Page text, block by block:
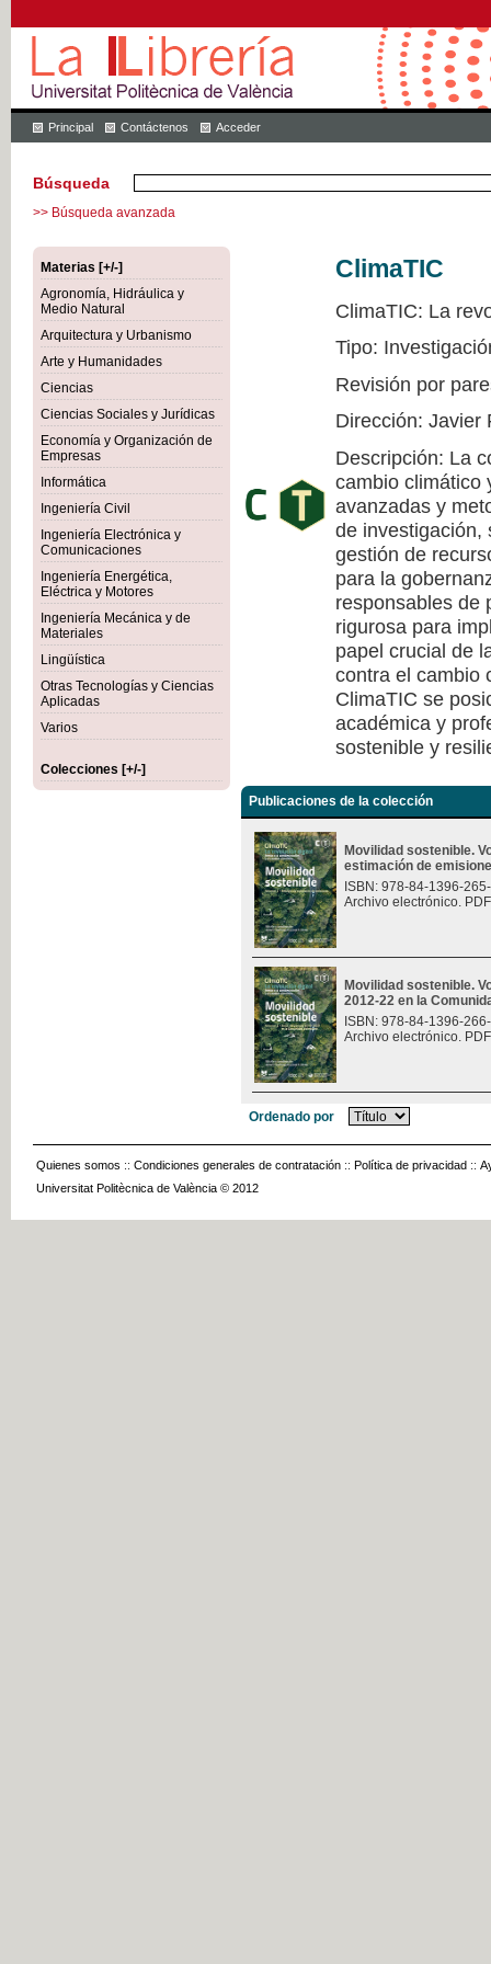
Principal Contáctenos Acceder
Búsqueda
>> Búsqueda avanzada
Materias [+/-]
Agronomía, Hidráulica y
Medio Natural
Arquitectura y Urbanismo
Arte y Humanidades
Ciencias
Ciencias Sociales y Jurídicas
Economía y Organización de
Empresas
Informática
Ingeniería Civil
Ingeniería Electrónica y
Comunicaciones
Ingeniería Energética,
Eléctrica y Motores
Ingeniería Mecánica y de
Materiales
Lingüística
Otras Tecnologías y Ciencias
Aplicadas
Varios
Colecciones [+/-]
ClimaTIC
ClimaTIC: La
Tipo:
Revisión por
Dirección: Javier
Descripción: La
cambio climático
avanzadas y
de investigación,
gestión de
para la
responsables de
rigurosa para
papel crucial de
contra el cambio
ClimaTIC se
académica y
sostenible y
Publicaciones de la colección
Movilidad sostenible.
estimación de
ISBN: 978-84-1396-
Archivo electrónico.
Movilidad sostenible.
2012-22 en la
ISBN: 978-84-1396-
Archivo electrónico.
Ordenado por
Quienes somos :: Condiciones generales de contratación :: Política de privacidad ::
Universitat Politècnica de València © 2012